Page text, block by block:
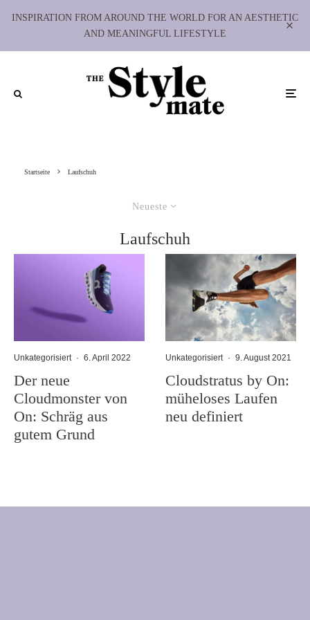
INSPIRATION FROM AROUND THE WORLD FOR AN AESTHETIC
AND MEANINGFUL LIFESTYLE
Startseite Laufschuh
Neueste
Laufschuh
Unkategorisiert · 6. April 2022
Der neue
Cloudmonster von
On: Schräg aus
gutem Grund
Unkategorisiert · 9. August 2021
Cloudstratus by On:
müheloses Laufen
neu definiert